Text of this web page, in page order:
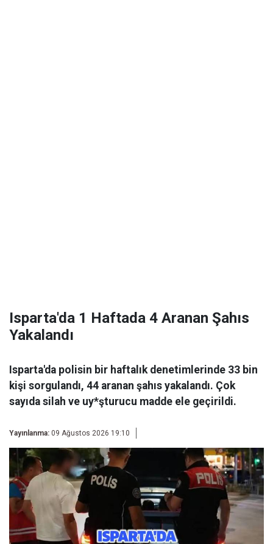
Isparta'da 1 Haftada 4 Aranan Şahıs
Yakalandı
Isparta'da polisin bir haftalık denetimlerinde 33 bin
kişi sorgulandı, 44 aranan şahıs yakalandı. Çok
sayıda silah ve uy*şturucu madde ele geçirildi.
Yayınlanma: 09 Ağustos 2026 19:10